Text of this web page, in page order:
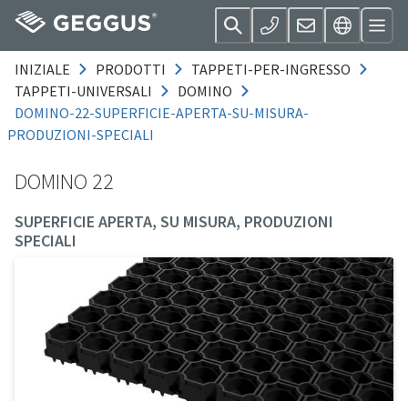
INIZIALE PRODOTTI
TAPPETI-PER-INGRESSO
TAPPETI-UNIVERSALI
DOMINO
DOMINO-22-SUPERFICIE-APERTA-SU-MISURA-
PRODUZIONI-SPECIALI
DOMINO 22
SUPERFICIE APERTA, SU MISURA, PRODUZIONI
SPECIALI